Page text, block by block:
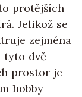
protějších
Jelikož se
zejména
tyto dvě
prostor je
hobby